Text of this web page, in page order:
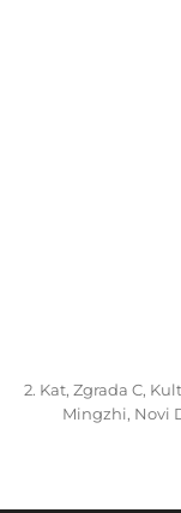
2. Kat, Zgrada C,
Mingzhi, Novi